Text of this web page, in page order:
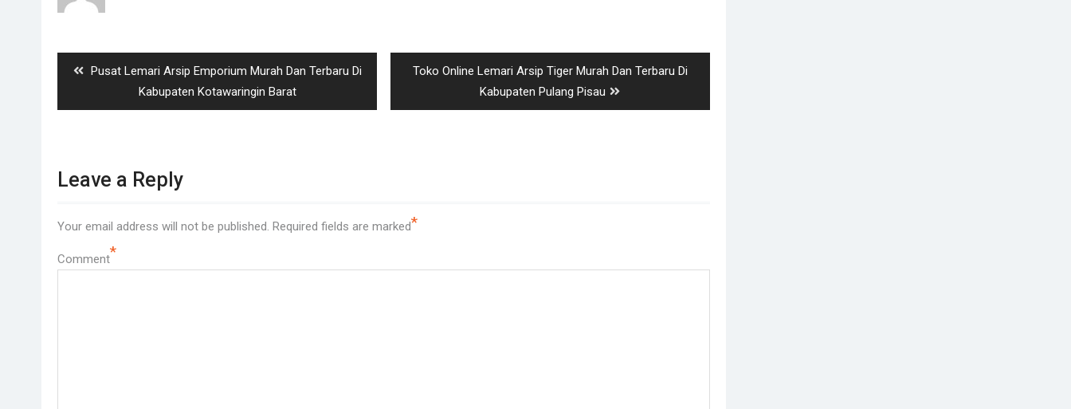
Previous
Pusat Lemari Arsip Emporium Murah Dan Terbaru Di
Kabupaten Kotawaringin Barat
Next
Toko Online Lemari Arsip Tiger Murah Dan Terbaru Di
Kabupaten Pulang Pisau
Leave a Reply
Your email address will not be published. Required fields are marked*
Comment*